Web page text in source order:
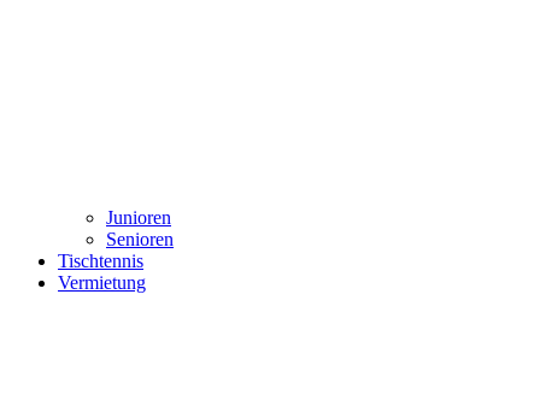
Junioren
Senioren
Tischtennis
Vermietung